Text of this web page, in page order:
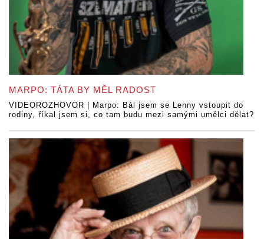
MARPO: TÁTA BY MĚL RADOST
VIDEOROZHOVOR | Marpo: Bál jsem se Lenny vstoupit do
rodiny, říkal jsem si, co tam budu mezi samými umělci dělat?